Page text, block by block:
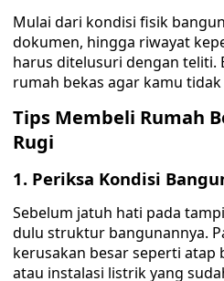
Mulai dari kondisi fisik
dokumen, hingga riwayat
harus ditelusuri dengan teliti.
rumah bekas agar kamu
Tips Membeli Rumah
Rugi
1. Periksa Kondisi
Sebelum jatuh hati pada
dulu struktur bangunannya.
kerusakan besar seperti atap
atau instalasi listrik yang